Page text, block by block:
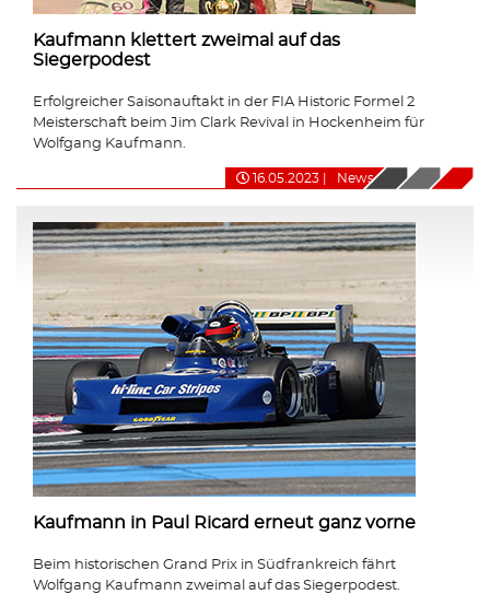
Kaufmann klettert zweimal auf das
Siegerpodest
Erfolgreicher Saisonauftakt in der FIA Historic Formel 2
Meisterschaft beim Jim Clark Revival in Hockenheim für
Wolfgang Kaufmann.
16.05.2023 News
Kaufmann in Paul Ricard erneut ganz vorne
Beim historischen Grand Prix in Südfrankreich fährt
Wolfgang Kaufmann zweimal auf das Siegerpodest.